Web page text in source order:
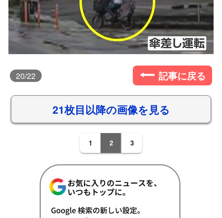
20/22 記事に戻る
21枚目以降の画像を見る
1 2 3